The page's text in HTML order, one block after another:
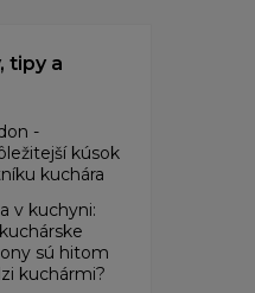
tipy a
-
kúsok
kuchára
v kuchyni:
sú hitom
kuchármi?